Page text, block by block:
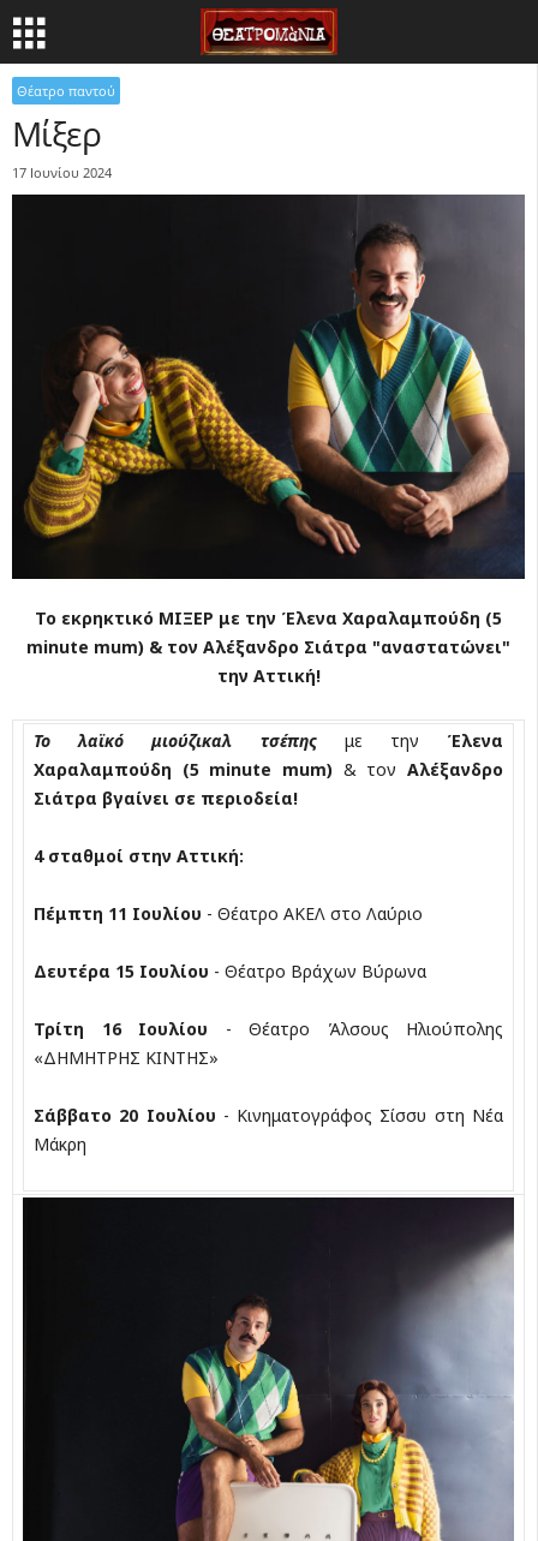
Θέατρο παντού
Μίξερ
17 Ιουνίου 2024
Το εκρηκτικό ΜΙΞΕΡ με την Έλενα Χαραλαμπούδη (5
minute mum) & τον Αλέξανδρο Σιάτρα "αναστατώνει"
την Αττική!
Το λαϊκό μιούζικαλ τσέπης με την Έλενα
Χαραλαμπούδη (5 minute mum) & τονΑλέξανδρο
Σιάτρα βγαίνει σε περιοδεία!
4 σταθμοί στην Αττική:
Πέμπτη 11 Ιουλίου - Θέατρο ΑΚΕΛ στο Λαύριο
Δευτέρα 15 Ιουλίου - Θέατρο Βράχων Βύρωνα
Τρίτη 16 Ιουλίου - Θέατρο Άλσους Ηλιούπολης
«ΔΗΜΗΤΡΗΣ ΚΙΝΤΗΣ»
Σάββατο 20 Ιουλίου - Κινηματογράφος Σίσσυ στη Νέα
Μάκρη